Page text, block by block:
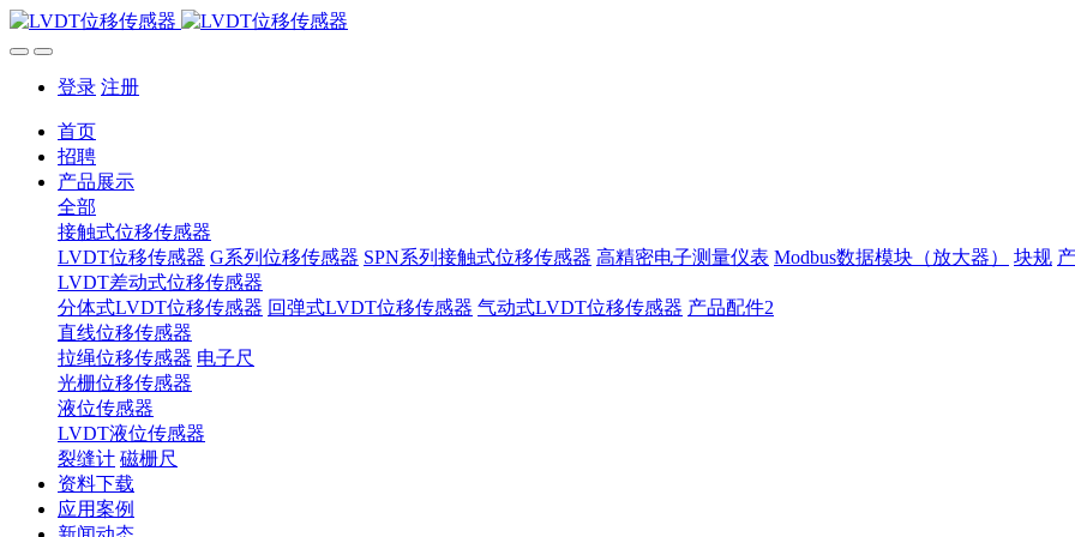
登录 注册
首页
招聘
产品展示
全部
接触式位移传感器
LVDT位移传感器 G系列位移传感器 SPN系列接触式位移传感器 高精密电子测量仪表 Modbus数据模块（放大器） 块规
LVDT差动式位移传感器
分体式LVDT位移传感器 回弹式LVDT位移传感器 气动式LVDT位移传感器 产品配件2
直线位移传感器
拉绳位移传感器 电子尺
光栅位移传感器
液位传感器
LVDT液位传感器
裂缝计 磁栅尺
资料下载
应用案例